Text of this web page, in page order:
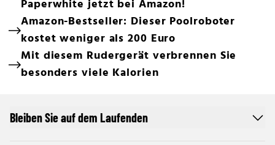
Paperwhite jetzt bei Amazon!
Amazon-Bestseller: Dieser Poolroboter
kostet weniger als 200 Euro
Mit diesem Rudergerät verbrennen Sie
besonders viele Kalorien
Bleiben Sie auf dem Laufenden